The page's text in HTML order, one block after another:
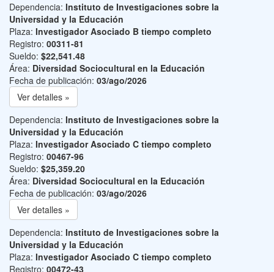
Dependencia: Instituto de Investigaciones sobre la
Universidad y la Educación
Plaza: Investigador Asociado B tiempo completo
Registro: 00311-81
Sueldo: $22,541.48
Área: Diversidad Sociocultural en la Educación
Fecha de publicación: 03/ago/2026
Ver detalles »
Dependencia: Instituto de Investigaciones sobre la
Universidad y la Educación
Plaza: Investigador Asociado C tiempo completo
Registro: 00467-96
Sueldo: $25,359.20
Área: Diversidad Sociocultural en la Educación
Fecha de publicación: 03/ago/2026
Ver detalles »
Dependencia: Instituto de Investigaciones sobre la
Universidad y la Educación
Plaza: Investigador Asociado C tiempo completo
Registro: 00472-43